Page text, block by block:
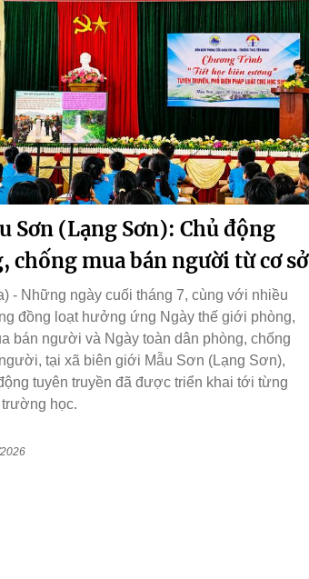
Sơn (Lạng Sơn): Chủ động
chống mua bán người từ cơ sở
- Những ngày cuối tháng 7, cùng với nhiều
đồng loạt hưởng ứng Ngày thế giới phòng,
bán người và Ngày toàn dân phòng, chống
tại xã biên giới Mẫu Sơn (Lạng Sơn),
tuyên truyền đã được triển khai tới từng
học.